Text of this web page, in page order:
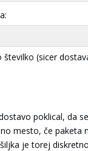
številko (sicer
poklical, da
mesto, če paketa
je torej